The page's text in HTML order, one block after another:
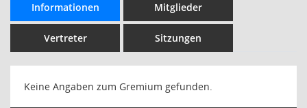
Informationen Mitglieder
Vertreter Sitzungen
Keine Angaben zum Gremium gefunden.